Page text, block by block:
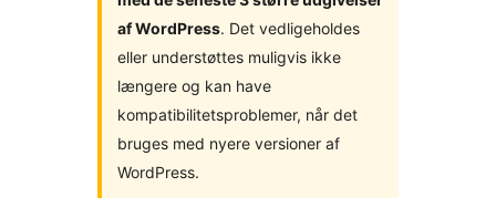
af WordPress. Det vedligeholdes
eller understøttes muligvis ikke
længere og kan have
kompatibilitetsproblemer, når det
bruges med nyere versioner af
WordPress.